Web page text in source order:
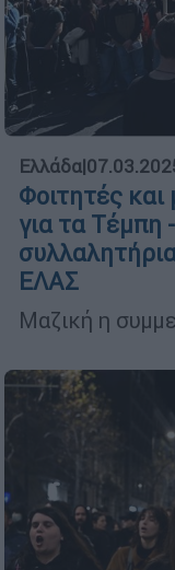
Ελλάδα|
Φοιτητές
για τα Τέμπη
ΕΛΑΣ
Μαζική η